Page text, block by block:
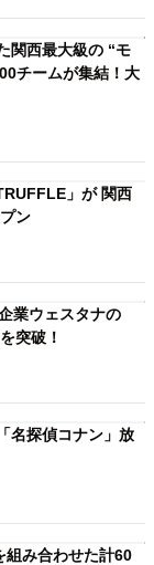
関西最大級の “モ
チームが集結！大
」が 関西
ン
業ウェスタナの
突破！
名探偵コナン」放
組み合わせた計60